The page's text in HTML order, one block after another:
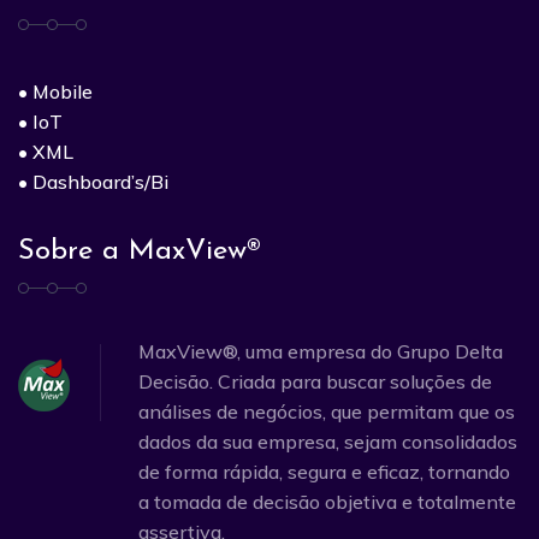
• Mobile
• IoT
• XML
• Dashboard’s/Bi
Sobre a MaxView®
MaxView®, uma empresa do Grupo Delta
Decisão. Criada para buscar soluções de
análises de negócios, que permitam que os
dados da sua empresa, sejam consolidados
de forma rápida, segura e eficaz, tornando
a tomada de decisão objetiva e totalmente
assertiva.